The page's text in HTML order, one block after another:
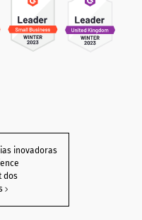
inovadoras
dos